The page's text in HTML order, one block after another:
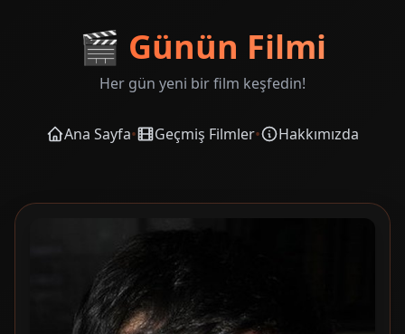
🎬 Günün Filmi
Her gün yeni bir film keşfedin!
Ana Sayfa• Geçmiş Filmler• Hakkımızda